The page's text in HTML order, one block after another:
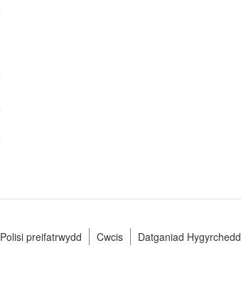
Polisi preifatrwydd Cwcis Datganiad Hygyrchedd